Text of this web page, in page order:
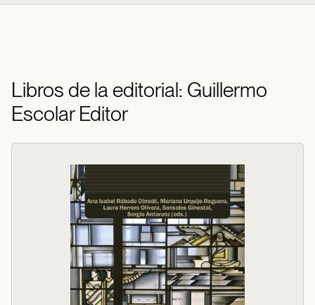
Libros de la editorial: Guillermo
Escolar Editor